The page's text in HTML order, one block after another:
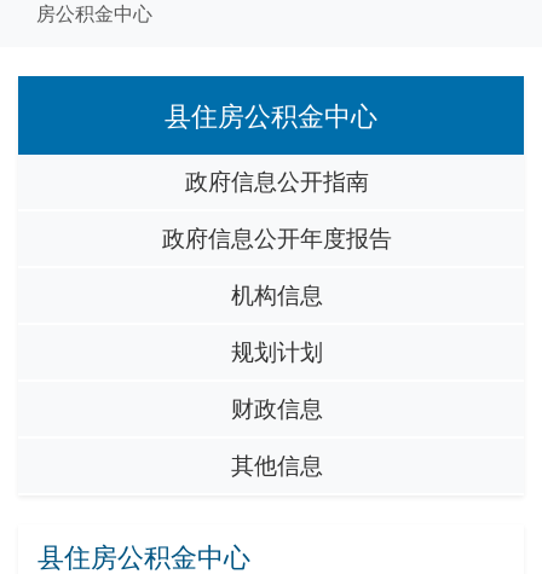
房公积金中心
县住房公积金中心
政府信息公开指南
政府信息公开年度报告
机构信息
规划计划
财政信息
其他信息
县住房公积金中心